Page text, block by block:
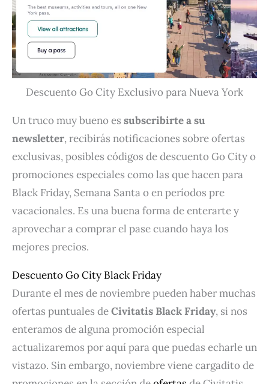
Descuento Go City Exclusivo para Nueva York
Un truco muy bueno es subscribirte a su
newsletter, recibirás notificaciones sobre ofertas
exclusivas, posibles códigos de descuento Go City o
promociones especiales como las que hacen para
Black Friday, Semana Santa o en períodos pre
vacacionales. Es una buena forma de enterarte y
aprovechar a comprar el pase cuando haya los
mejores precios.
Descuento Go City Black Friday
Durante el mes de noviembre pueden haber muchas
ofertas puntuales deCivitatis Black Friday, si nos
enteramos de alguna promoción especial
actualizaremos por aquí para que puedas echarle un
vistazo. Sin embargo, noviembre viene cargadito de